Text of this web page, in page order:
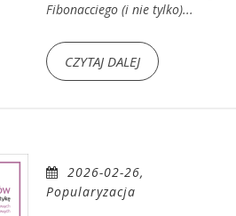
Fibonacciego (i nie tylko)...
CZYTAJ DALEJ
2026-02-26,
Popularyzacja